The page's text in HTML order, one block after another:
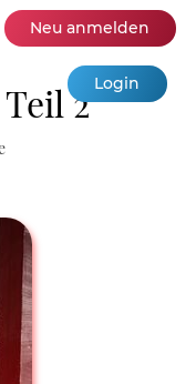
Neu anmelden
Login
2